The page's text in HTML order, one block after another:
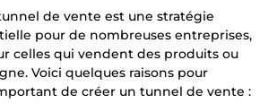
de vente est une stratégie
pour de nombreuses entreprises,
celles qui vendent des produits ou
Voici quelques raisons pour
de créer un tunnel de vente :